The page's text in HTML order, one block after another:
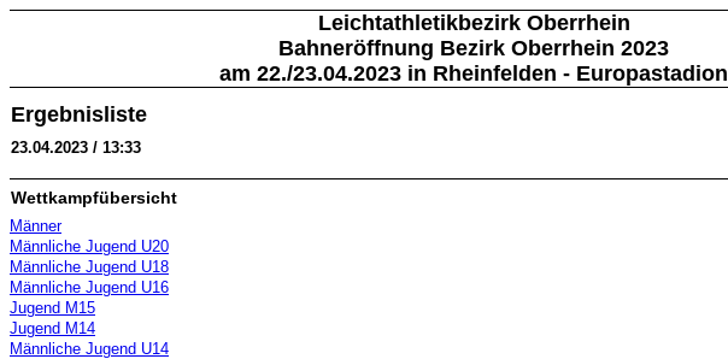
Leichtathletikbezirk Oberrhein
Bahneröffnung Bezirk Oberrhein 2023
am 22./23.04.2023 in Rheinfelden - Europastadion
Ergebnisliste
23.04.2023 / 13:33
Wettkampfübersicht
Männer
Männliche Jugend U20
Männliche Jugend U18
Männliche Jugend U16
Jugend M15
Jugend M14
Männliche Jugend U14